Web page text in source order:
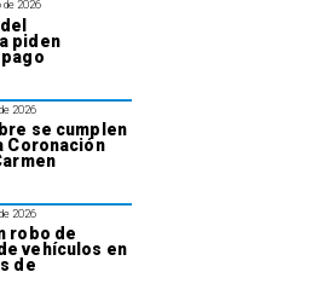
de 2026
piden
2026
se cumplen
Coronación
2026
robo de
vehículos en
de